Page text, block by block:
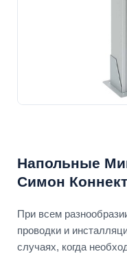
Напольные
Симон Коннект
При всем
проводки и
случаях, когда